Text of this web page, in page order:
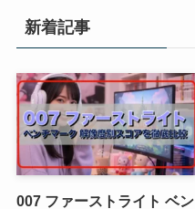
新着記事
007 ファーストライト ベン